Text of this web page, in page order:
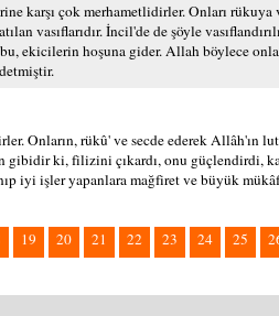
karşı çok merhametlidirler. Onları rükuya
vasıflarıdır. İncil'de de şöyle
ekicilerin hoşuna gider. Allah böylece
Onların, rükû' ve secde ederek Allâh'ın
gibidir ki, filizini çıkardı, onu güçlendirdi,
iyi işler yapanlara mağfiret ve büyük
19 20 21 22 23 24 25